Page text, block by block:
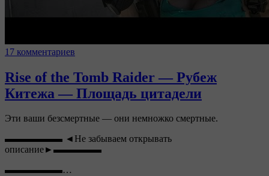
17 комментариев
Rise of the Tomb Raider — Рубеж
Китежа — Площадь цитадели
Эти ваши безсмертные — они немножко смертные.
▬▬▬▬▬▬ ◄Не забываем открывать
описание►▬▬▬▬▬
▬▬▬▬▬▬…